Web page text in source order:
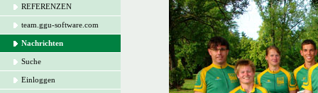
REFERENZEN
team.ggu-software.com
Nachrichten
Suche
Einloggen